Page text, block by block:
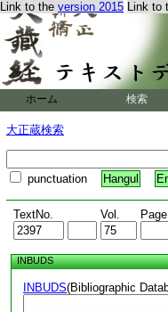
Link to the version 2015 Link to
ホーム 検索
大正蔵検索
punctuation Hangul
TextNo. Vol. Page
INBUDS
INBUDS(Bibliographic